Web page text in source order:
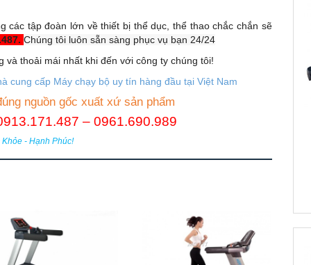
các tập đoàn lớn về thiết bị thể dục, thể thao chắc chắn sẽ
Chúng tôi luôn sẵn sàng phục vụ bạn 24/24
thoải mái nhất khi đến với công ty chúng tôi!
cung cấp Máy chạy bộ uy tín hàng đầu tại Việt Nam
nguồn gốc xuất xứ sản phẩm
– 0961.690.989
- Hạnh Phúc!